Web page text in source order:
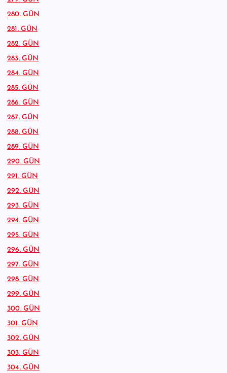
280. GÜN
281. GÜN
282. GÜN
283. GÜN
284. GÜN
285. GÜN
286. GÜN
287. GÜN
288. GÜN
289. GÜN
290. GÜN
291. GÜN
292. GÜN
293. GÜN
294. GÜN
295. GÜN
296. GÜN
297. GÜN
298. GÜN
299. GÜN
300. GÜN
301. GÜN
302. GÜN
303. GÜN
304. GÜN